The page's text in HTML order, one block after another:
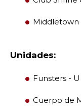
Middletown
Unidades:
Funsters -
Cuerpo de